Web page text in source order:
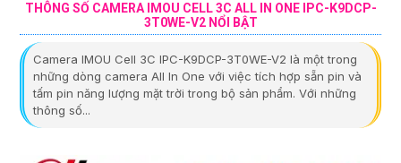
THÔNG SỐ CAMERA IMOU CELL 3C ALL IN ONE IPC-K9DCP-
3T0WE-V2 NỔI BẬT
Camera IMOU Cell 3C IPC-K9DCP-3T0WE-V2 là một trong
những dòng camera All In One với việc tích hợp sẵn pin và
tấm pin năng lượng mặt trời trong bộ sản phẩm. Với những
thông số...